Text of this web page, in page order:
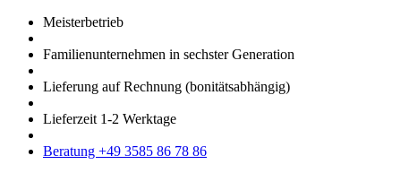
Meister­betrieb
Familien­unter­nehmen in sechster Gene­ration
Lieferung auf Rech­nung (bonitätsabhängig)
Liefer­zeit 1-2 Werk­tage
Bera­tung +49 3585 86 78 86